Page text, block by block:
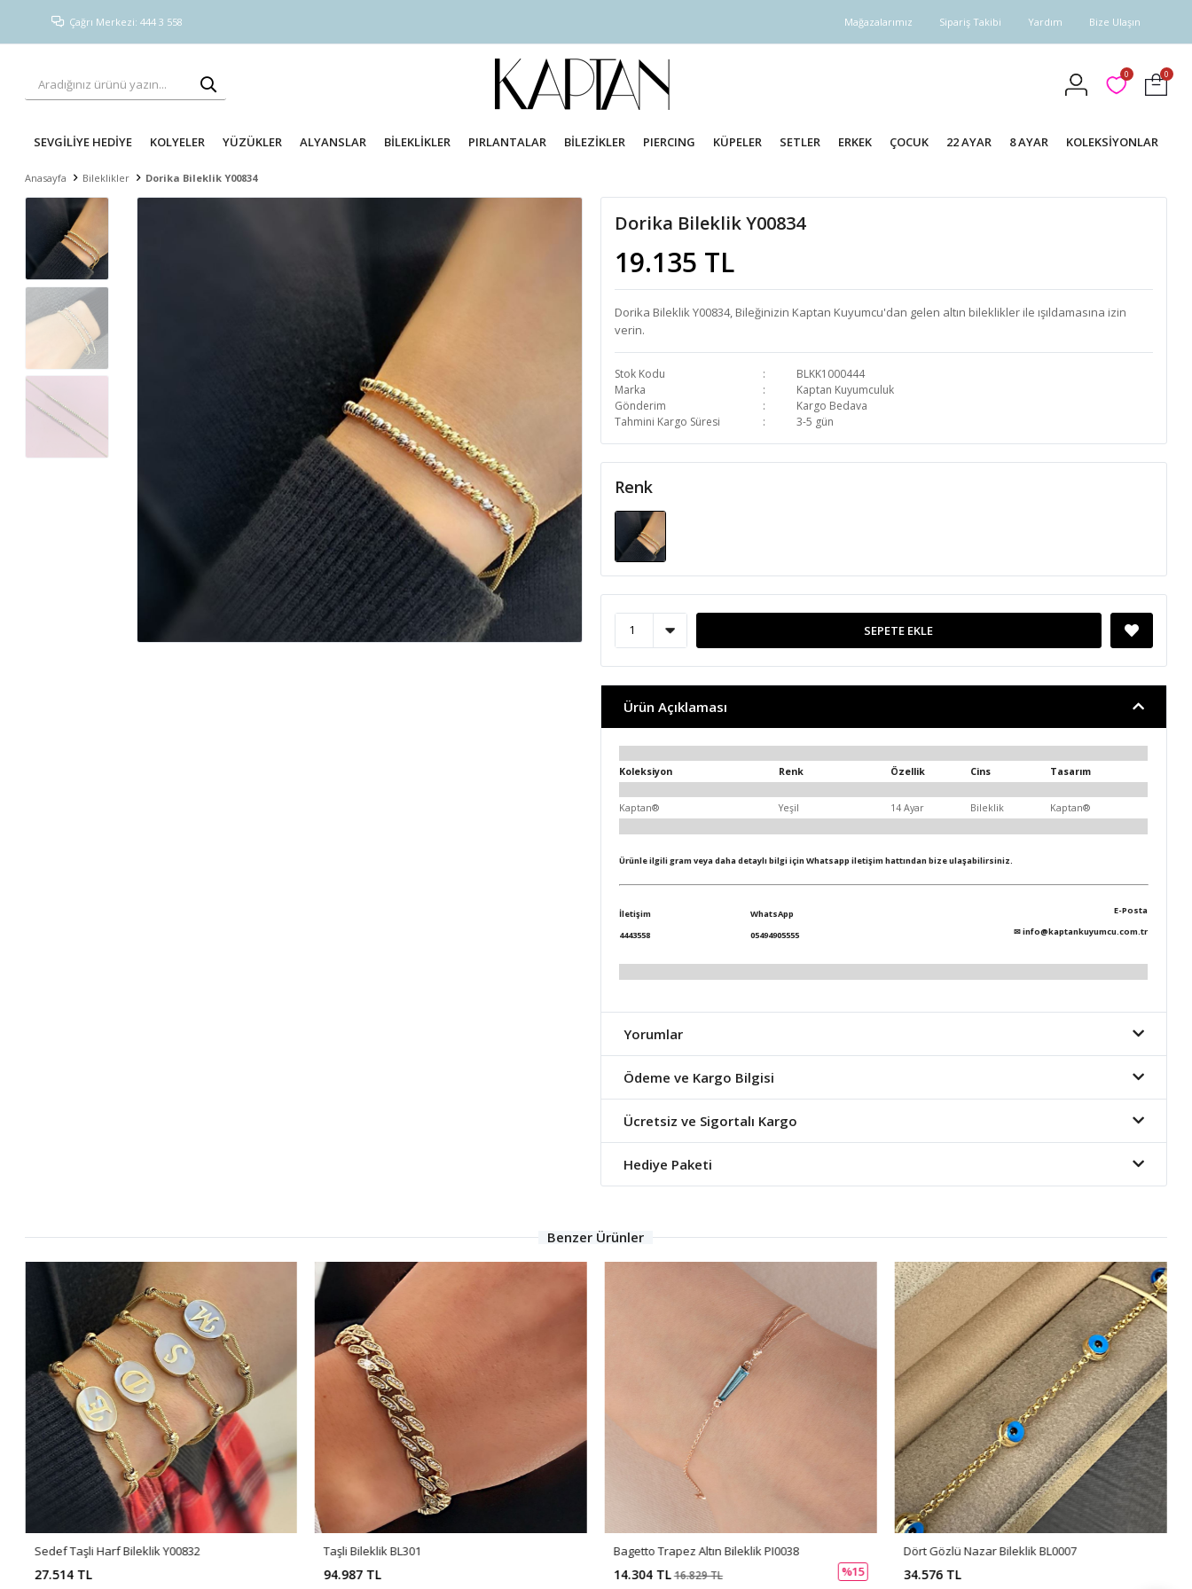
Çağrı Merkezi: 444 3 558 Mağazalarımız Sipariş Takibi Yardım Bize Ulaşın
0 0
SEVGİLİYE HEDİYE KOLYELER YÜZÜKLER ALYANSLAR BİLEKLİKLER PIRLANTALAR BİLEZİKLER PIERCING KÜPELER SETLER ERKEK ÇOCUK 22 AYAR 8 AYAR KOLEKSİYONLAR
Anasayfa Bileklikler Dorika Bileklik Y00834
Dorika Bileklik Y00834
19.135 TL
Dorika Bileklik Y00834, Bileğinizin Kaptan Kuyumcu'dan gelen altın bileklikler ile ışıldamasına izin
verin.
Stok Kodu
BLKK1000444
Marka
Kaptan Kuyumculuk
Gönderim
Kargo Bedava
Tahmini Kargo Süresi
3-5 gün
Renk
SEPETE EKLE
Ürün Açıklaması
Koleksiyon Renk Özellik Cins Tasarım
Kaptan® Yeşil 14 Ayar Bileklik Kaptan®
Ürünle ilgili gram veya daha detaylı bilgi için Whatsapp iletişim hattından bize ulaşabilirsiniz.
İletişim
4443558
WhatsApp
05494905555
E-Posta
✉info@kaptankuyumcu.com.tr
Yorumlar
Ödeme ve Kargo Bilgisi
Ücretsiz ve Sigortalı Kargo
Hediye Paketi
Benzer Ürünler
Sedef Taşli Harf Bileklik Y00832
27.514 TL
Taşli Bileklik BL301
94.987 TL
Bagetto Trapez Altın Bileklik PI0038
14.304 TL16.829 TL %15
Dört Gözlü Nazar Bileklik BL0007
34.576 TL